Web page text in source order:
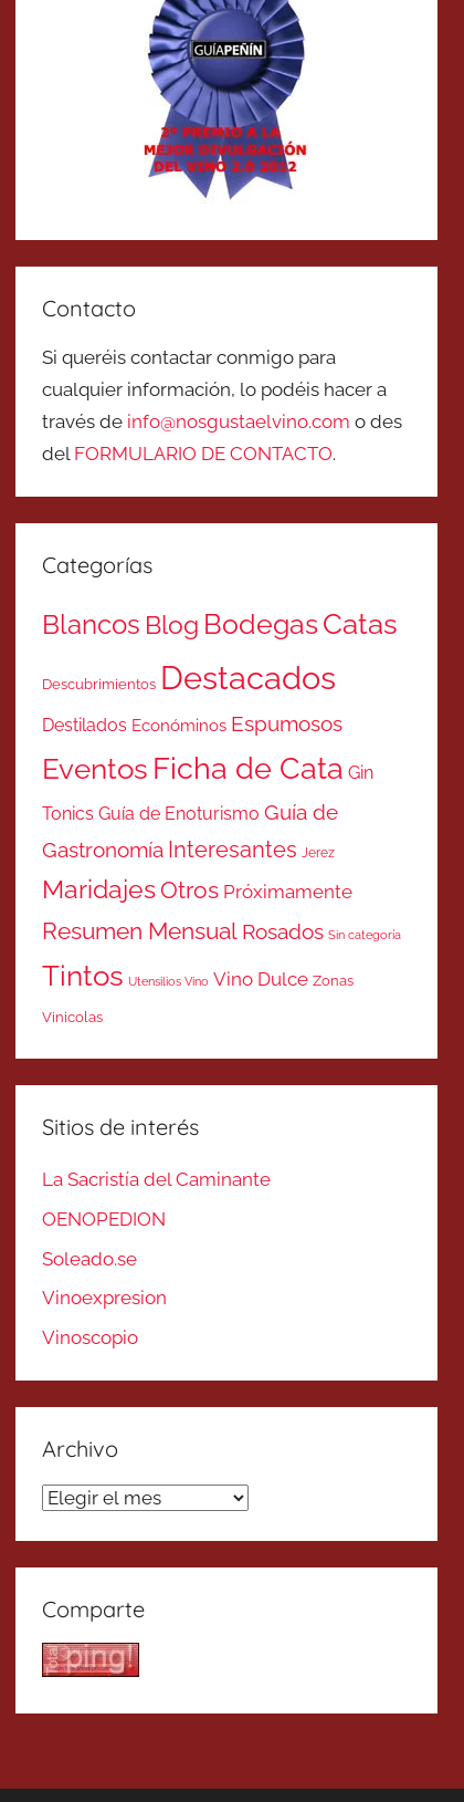
Contacto
Si queréis contactar conmigo para
cualquier información, lo podéis hacer a
través de info@nosgustaelvino.com o des
del FORMULARIO DE CONTACTO.
Categorías
Blancos Blog BodegasCatas
Descubrimientos Destacados
Destilados Económinos Espumosos
Eventos Ficha de Cata Gin
Tonics Guía de Enoturismo Guía de
Gastronomía Interesantes Jerez
MaridajesOtros Próximamente
Resumen Mensual Rosados Sin categoría
Tintos Utensilios Vino Vino Dulce Zonas
Vinicolas
Sitios de interés
La Sacristía del Caminante
OENOPEDION
Soleado.se
Vinoexpresion
Vinoscopio
Archivo
Archivo
Comparte